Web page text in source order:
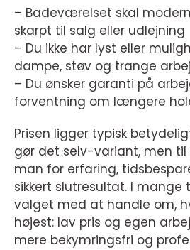
– Badeværelset skal
skarpt til salg eller udlejning
– Du ikke har lyst eller
dampe, støv og trange
– Du ønsker garanti på
forventning om længere
Prisen ligger typisk
gør det selv-variant, men
man for erfaring,
sikkert slutresultat. I
valget med at handle om,
højest: lav pris og egen
mere bekymringsfri og